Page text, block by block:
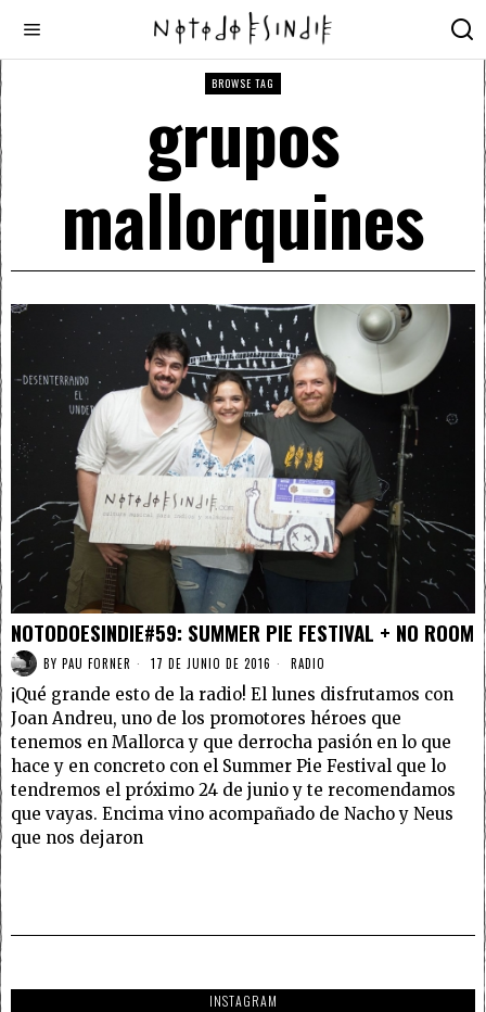
BROWSE TAG
grupos
mallorquines
NOTODOESINDIE#59: SUMMER PIE FESTIVAL + NO ROOM
BY PAU FORNER 17 DE JUNIO DE 2016 RADIO
¡Qué grande esto de la radio! El lunes disfrutamos con
Joan Andreu, uno de los promotores héroes que
tenemos en Mallorca y que derrocha pasión en lo que
hace y en concreto con el Summer Pie Festival que lo
tendremos el próximo 24 de junio y te recomendamos
que vayas. Encima vino acompañado de Nacho y Neus
que nos dejaron
INSTAGRAM